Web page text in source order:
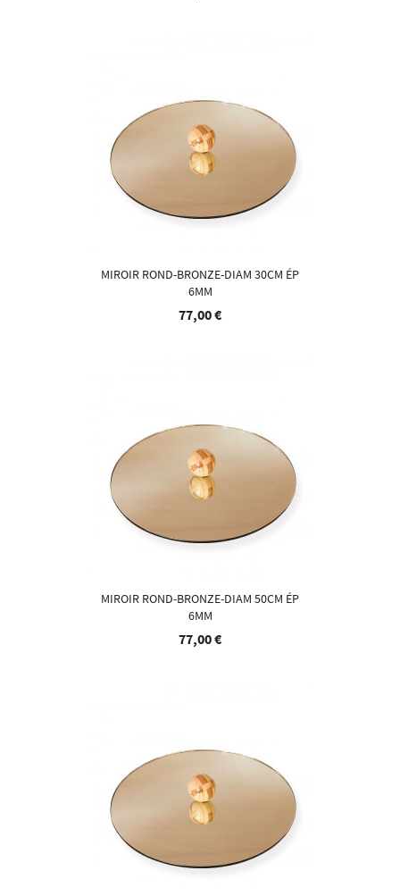
MIROIR ROND-BRONZE-DIAM 30CM ÉP
6MM
77,00 €
MIROIR ROND-BRONZE-DIAM 50CM ÉP
6MM
77,00 €